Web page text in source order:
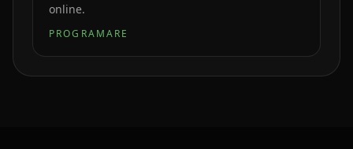
online.
PROGRAMARE